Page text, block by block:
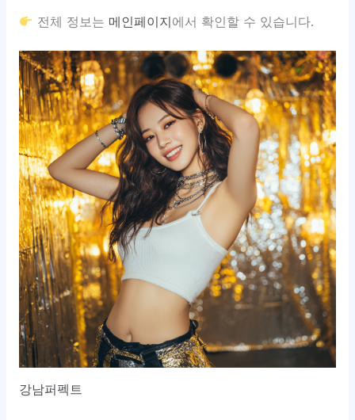
전체 정보는 메인페이지 에서 확인할 수 있습니다.
강남퍼펙트